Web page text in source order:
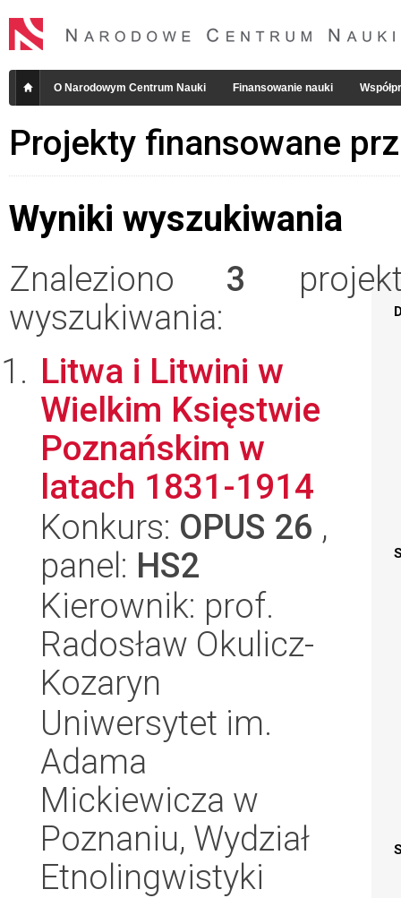
O Narodowym Centrum Nauki Finansowanie nauki
Projekty finansowane
Wyniki wyszukiwania
Znaleziono 3
wyszukiwania:
Litwa i Litwini w
Wielkim Księstwie
Poznańskim w
latach 1831-1914
Konkurs: OPUS 26 ,
panel: HS2
Kierownik: prof.
Radosław Okulicz-
Kozaryn
Uniwersytet im.
Adama
Mickiewicza w
Poznaniu, Wydział
Etnolingwistyki